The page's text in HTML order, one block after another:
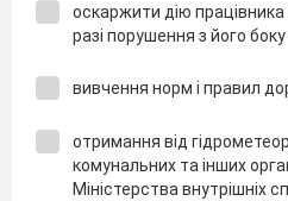
оскаржити дію
разі порушення з його
вивчення норм і правил
отримання від
комунальних та інших
Міністерства внутрішніх